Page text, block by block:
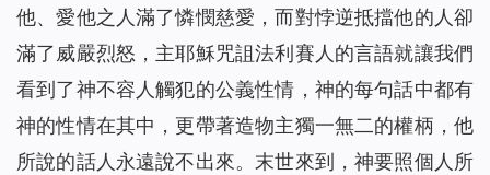
他、愛他之人滿了憐憫慈愛，而對悖逆抵擋他的人卻
滿了威嚴烈怒，主耶穌咒詛法利賽人的言語就讓我們
看到了神不容人觸犯的公義性情，神的每句話中都有
神的性情在其中，更帶著造物主獨一無二的權柄，他
所說的話人永遠說不出來。末世來到，神要照個人所